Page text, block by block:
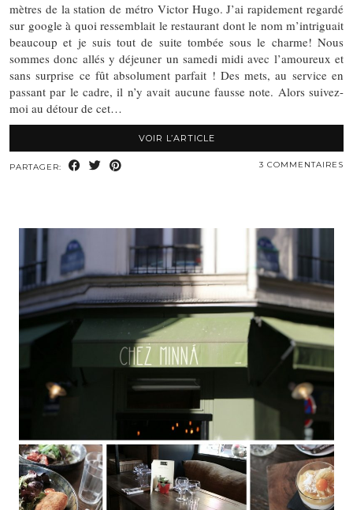
mètres de la station de métro Victor Hugo. J’ai rapidement regardé
sur google à quoi ressemblait le restaurant dont le nom m’intriguait
beaucoup et je suis tout de suite tombée sous le charme! Nous
sommes donc allés y déjeuner un samedi midi avec l’amoureux et
sans surprise ce fût absolument parfait ! Des mets, au service en
passant par le cadre, il n’y avait aucune fausse note. Alors suivez-
moi au détour de cet…
VOIR L’ARTICLE
PARTAGER: 3 COMMENTAIRES